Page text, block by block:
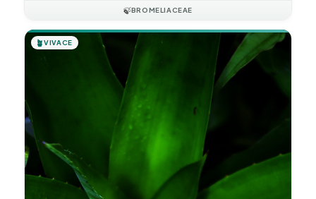
🍃BROMELIACEAE
🪴VIVACE